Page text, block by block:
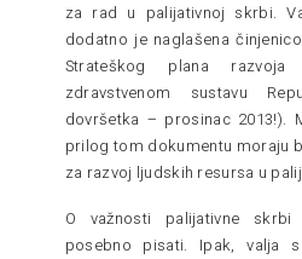
za rad u palijativnoj skrbi.
dodatno je naglašena
Strateškog plana
zdravstvenom sustavu
dovršetka – prosinac 2013!).
prilog tom dokumentu moraju
za razvoj ljudskih resursa u
O važnosti palijativne
posebno pisati. Ipak, valja